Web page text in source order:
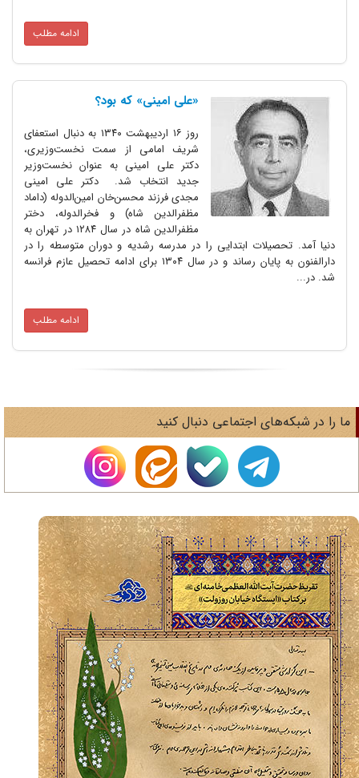
ادامه مطلب
«علی امینی» که بود؟
روز ۱۶ اردیبهشت ۱۳۴۰ به دنبال استعفای
شریف امامی از سمت نخست‌وزیری،
دکتر علی امینی به عنوان نخست‌وزیر
جدید انتخاب شد. دکتر علی امینی
‌مجدی فرزند محسن‌خان امین‌الدوله (داماد
مظفرالدین شاه) و فخرالدوله، دختر
مظفرالدین شاه در سال ۱۲۸۴ در تهران به
دنیا آمد. تحصیلات ابتدایی را در مدرسه رشدیه و دوران متوسطه را در
دارالفنون به پایان رساند و در سال ۱۳۰۴ برای ادامه تحصیل عازم فرانسه
شد. در...
ادامه مطلب
را در شبکه‌های اجتماعی دنبال کنید